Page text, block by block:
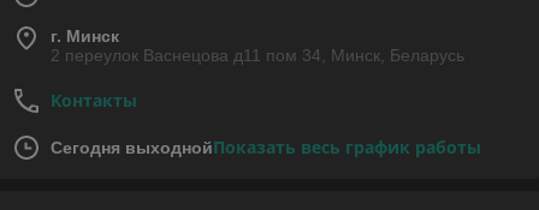
г. Минск
2 переулок Васнецова д11 пом 34, Минск, Беларусь
Контакты
Сегодня выходнойПоказать весь график работы